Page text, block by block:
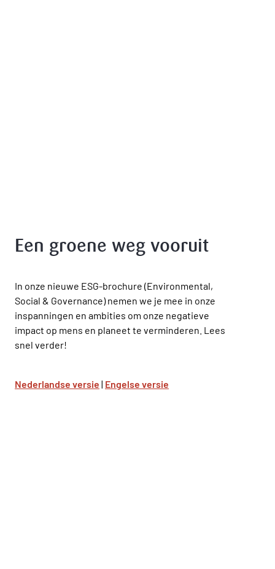
Een groene weg vooruit
In onze nieuwe ESG-brochure (Environmental,
Social & Governance) nemen we je mee in onze
inspanningen en ambities om onze negatieve
impact op mens en planeet te verminderen. Lees
snel verder!
Nederlandse versie | Engelse versie